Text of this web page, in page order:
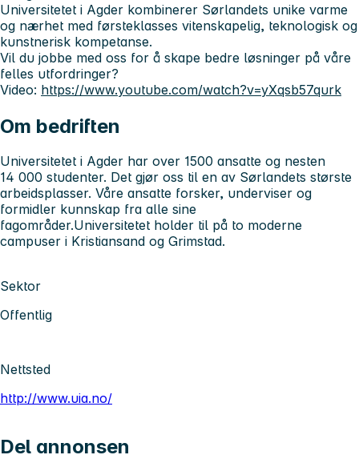
Universitetet i Agder kombinerer Sørlandets unike varme
og nærhet med førsteklasses vitenskapelig, teknologisk og
kunstnerisk kompetanse.
Vil du jobbe med oss for å skape bedre løsninger på våre
felles utfordringer?
Video: https://www.youtube.com/watch?v=yXqsb57qurk
Om bedriften
Universitetet i Agder har over 1500 ansatte og nesten
14 000 studenter. Det gjør oss til en av Sørlandets største
arbeidsplasser. Våre ansatte forsker, underviser og
formidler kunnskap fra alle sine
fagområder.Universitetet holder til på to moderne
campuser i Kristiansand og Grimstad.
Sektor
Offentlig
Nettsted
http://www.uia.no/
Del annonsen